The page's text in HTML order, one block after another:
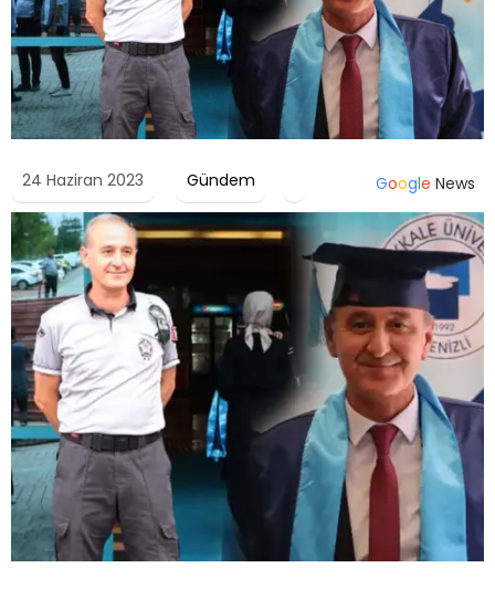
24 Haziran 2023 Gündem Google News